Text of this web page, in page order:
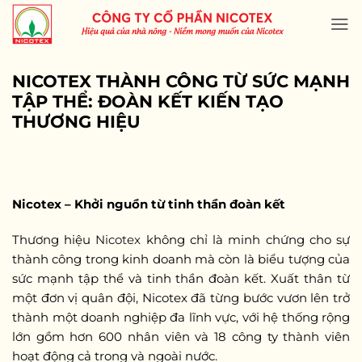
Skip
content
NICOTEX THÀNH CÔNG TỪ SỨC MẠNH
TẬP THỂ: ĐOÀN KẾT KIẾN TẠO
THƯƠNG HIỆU
Nicotex – Khởi nguồn từ tinh thần đoàn kết
Thương hiệu Nicotex không chỉ là minh chứng cho sự
thành công trong kinh doanh mà còn là biểu tượng của
sức mạnh tập thể và tinh thần đoàn kết. Xuất thân từ
một đơn vị quân đội, Nicotex đã từng bước vươn lên trở
thành một doanh nghiệp đa lĩnh vực, với hệ thống rộng
lớn gồm hơn 600 nhân viên và 18 công ty thành viên
hoạt động cả trong và ngoài nước.